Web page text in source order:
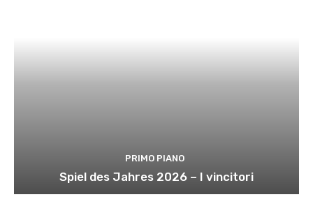
PRIMO PIANO
Spiel des Jahres 2026 – I vincitori